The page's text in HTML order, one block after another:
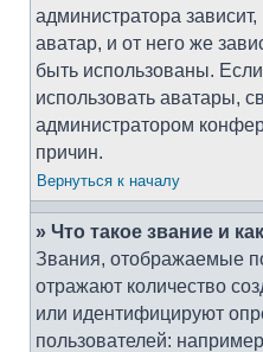
администратора
аватар, и от него же
быть использованы.
использовать аватары,
администратором
причин.
Вернуться к началу
» Что такое звание и
Звания, отображаемые
отражают количество
или идентифицируют
пользователей: